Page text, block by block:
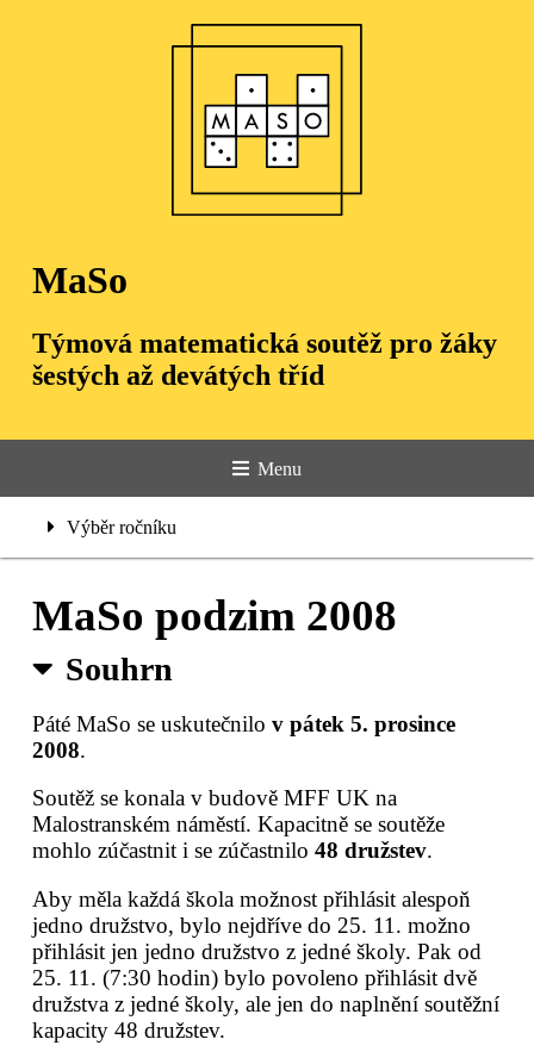
MaSo
Týmová matematická soutěž pro žáky
šestých až devátých tříd
Menu
Pro organizátory
Výběr ročníku
MaSo podzim 2008
Souhrn
Páté MaSo se uskutečnilo v pátek 5. prosince
2008.
Soutěž se konala v budově MFF UK na
Malostranském náměstí. Kapacitně se soutěže
mohlo zúčastnit i se zúčastnilo 48 družstev.
Aby měla každá škola možnost přihlásit alespoň
jedno družstvo, bylo nejdříve do 25. 11. možno
přihlásit jen jedno družstvo z jedné školy. Pak od
25. 11. (7:30 hodin) bylo povoleno přihlásit dvě
družstva z jedné školy, ale jen do naplnění soutěžní
kapacity 48 družstev.